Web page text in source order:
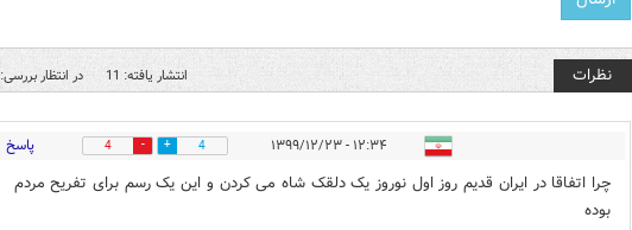
نظرات انتشار یافته: 11 در انتظار بررسی: 1
۱۲:۳۴ - ۱۳۹۹/۱۲/۲۳ 4
4 پاسخ
چرا اتفاقا در ایران قدیم روز اول نوروز یک دلقک شاه می کردن و این یک رسم برای تفریح مردم
بوده